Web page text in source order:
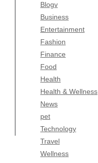
Blogv
Business
Entertainment
Fashion
Finance
Food
Health
Health & Wellness
News
pet
Technology
Travel
Wellness
Food
Health
Health & Wellness
News
pet
Technology
Travel
Wellness